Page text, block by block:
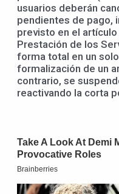
usuarios deberán
pendientes de pago,
previsto en el
Prestación de los
forma total en un
formalización de un
contrario, se
reactivando la corta